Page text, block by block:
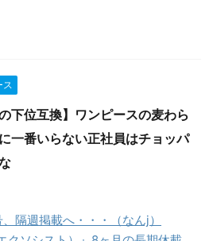
ス
の下位互換】ワンピースの麦わら
一番いらない正社員はチョッパ
、隔週掲載へ・・・（なんj）